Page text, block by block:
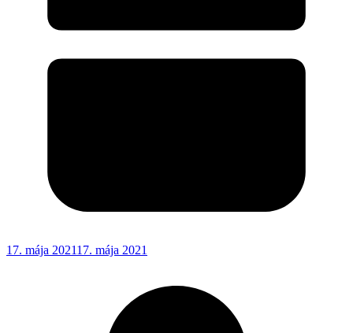
17. mája 202117. mája 2021